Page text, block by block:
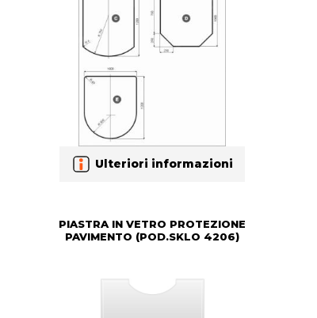
Ulteriori informazioni
PIASTRA IN VETRO PROTEZIONE
PAVIMENTO (POD.SKLO 4206)